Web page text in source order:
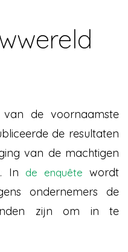
van de voornaamste
de resultaten
van de machtigen
In
de enquête wordt
ondernemers de
zijn om in te